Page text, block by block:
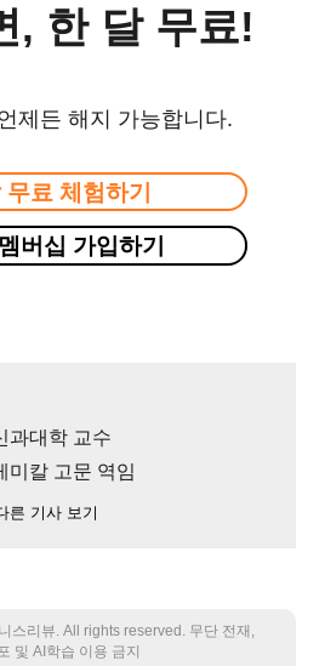
, 한 달 무료!
제든 해지 가능합니다.
무료 체험하기
버십 가입하기
과대학 교수
미칼 고문 역임
른 기사 보기
스리뷰. All rights reserved. 무단 전재,
및 AI학습 이용 금지